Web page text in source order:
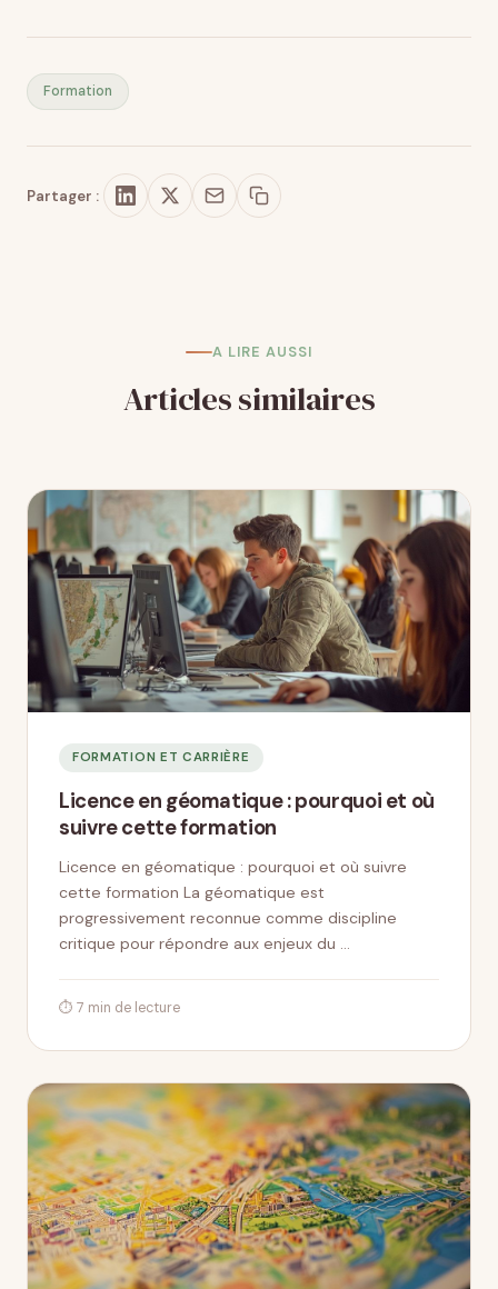
Formation
Partager :
A LIRE AUSSI
Articles similaires
FORMATION ET CARRIÈRE
Licence en géomatique : pourquoi et où
suivre cette formation
Licence en géomatique : pourquoi et où suivre
cette formation La géomatique est
progressivement reconnue comme discipline
critique pour répondre aux enjeux du …
⏱ 7 min de lecture